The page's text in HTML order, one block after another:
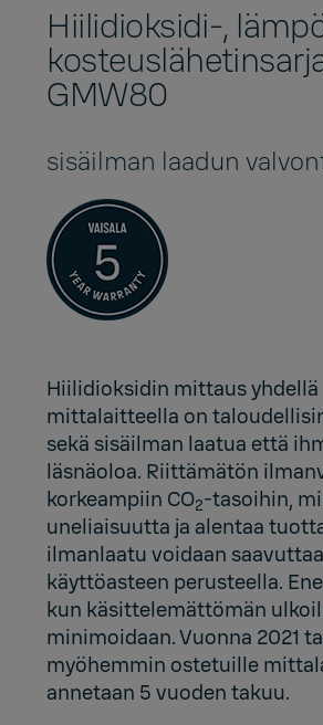
Hiilidioksidi-,
GMW80
sisäilman laadun
Hiilidioksidin mittaus yhdellä
mittalaitteella on
sekä sisäilman laatua että
läsnäoloa. Riittämätön
korkeampiin CO2-tasoihin,
uneliaisuutta ja alentaa
ilmanlaatu voidaan
käyttöasteen perusteella.
kun käsittelemättömän
minimoidaan. Vuonna 2021
myöhemmin ostetuille
annetaan 5 vuoden takuu.